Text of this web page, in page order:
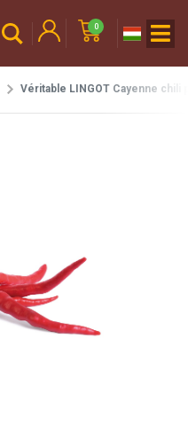
0
Véritable LINGOT Cayenne chili